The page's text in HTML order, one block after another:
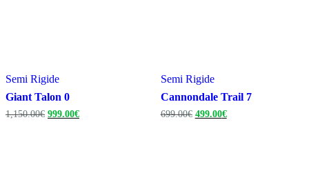
Semi Rigide
Giant Talon 0
1,150.00€ Le
999.00€Le
Semi Rigide
Cannondale Trail 7
699.00€ Le
499.00€Le